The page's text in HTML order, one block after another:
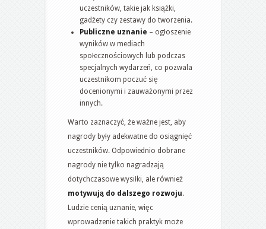
uczestników, takie jak książki,
gadżety czy zestawy do tworzenia.
Publiczne uznanie – ogłoszenie
wyników w mediach
społecznościowych lub podczas
specjalnych wydarzeń, co pozwala
uczestnikom poczuć się
docenionymi i zauważonymi przez
innych.
Warto zaznaczyć, że ważne jest, aby
nagrody były adekwatne do osiągnięć
uczestników. Odpowiednio dobrane
nagrody nie tylko nagradzają
dotychczasowe wysiłki, ale również
motywują do dalszego rozwoju.
Ludzie cenią uznanie, więc
wprowadzenie takich praktyk może